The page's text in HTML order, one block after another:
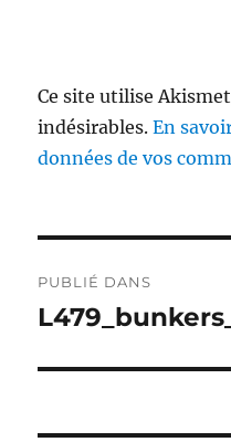
Ce site utilise
indésirables.En
données de vos
de
PUBLIÉ DANS